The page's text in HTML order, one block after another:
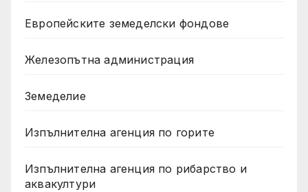
Европейските земеделски фондове
Железопътна администрация
Земеделие
Изпълнителна агенция по горите
Изпълнителна агенция по рибарство и
аквакултури